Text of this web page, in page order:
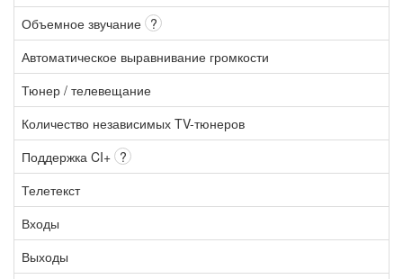
Объемное звучание ?
Автоматическое выравнивание громкости
Тюнер / телевещание
Количество независимых TV-тюнеров
Поддержка CI+ ?
Телетекст
Входы
Выходы